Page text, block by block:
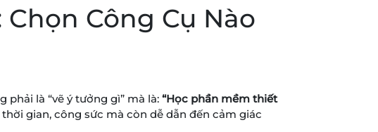
Công Cụ Nào
là “vẽ ý tưởng gì” mà là: “Học phần mềm thiết
gian, công sức mà còn dễ dẫn đến cảm giác